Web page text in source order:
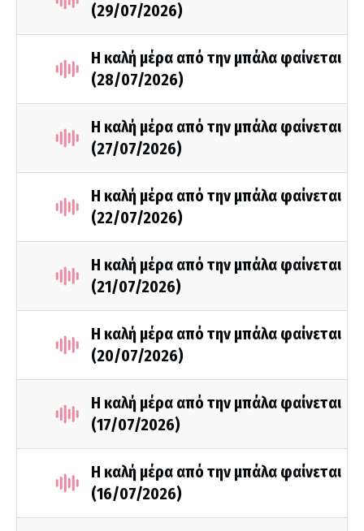
(29/07/2026)
Η καλή μέρα από την μπάλα φαίνεται
(28/07/2026)
Η καλή μέρα από την μπάλα φαίνεται
(27/07/2026)
Η καλή μέρα από την μπάλα φαίνεται
(22/07/2026)
Η καλή μέρα από την μπάλα φαίνεται
(21/07/2026)
Η καλή μέρα από την μπάλα φαίνεται
(20/07/2026)
Η καλή μέρα από την μπάλα φαίνεται
(17/07/2026)
Η καλή μέρα από την μπάλα φαίνεται
(16/07/2026)